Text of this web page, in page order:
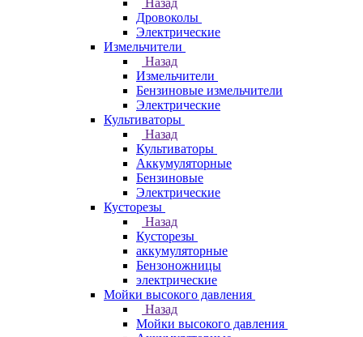
Назад
Дровоколы
Электрические
Измельчители
Назад
Измельчители
Бензиновые измельчители
Электрические
Культиваторы
Назад
Культиваторы
Аккумуляторные
Бензиновые
Электрические
Кусторезы
Назад
Кусторезы
аккумуляторные
Бензоножницы
электрические
Мойки высокого давления
Назад
Мойки высокого давления